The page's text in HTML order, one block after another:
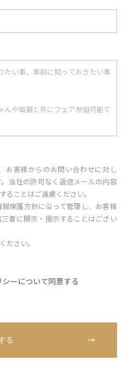
お客様からのお問い合わせに対し
当社の許可なく返信メールの内容
ることはご遠慮ください。
保護方針に沿って管理し、お客様
者に開示・提示することはござい
ださい。
ーについて同意する